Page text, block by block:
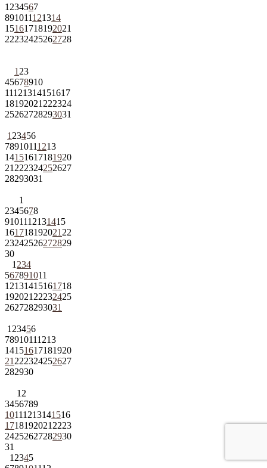
1 234567
891011121314
15161718192021
22232425262728
1 23
45678910
11121314151617
18192021 222324
25262728293031
1 23456
78910111213
14151617181920
21 222324252627
28293031
1
2345678
9101112131415
161718192021 22
23242526272829
30
1 234
567891011
12131415161718
192021 22232425
262728293031
1 23456
78910111213
14151617181920
21 222324252627
282930
1 2
3456789
10111213141516
1718192021 2223
24252627282930
31
1 2345